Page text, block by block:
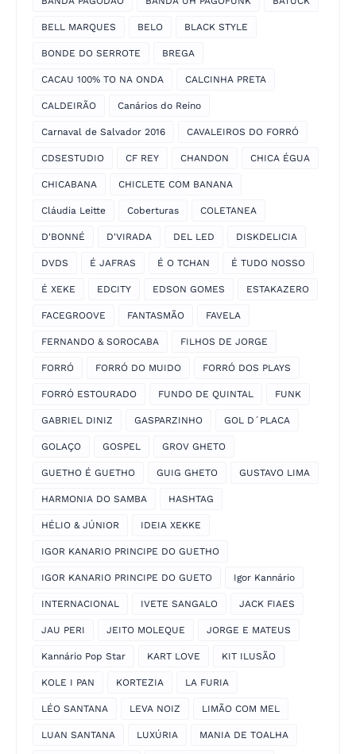
BELL MARQUES BELO BLACK STYLE
BONDE DO SERROTE BREGA
CACAU 100% TO NA ONDA CALCINHA PRETA
CALDEIRÃO Canários do Reino
Carnaval de Salvador 2016 CAVALEIROS DO FORRÓ
CDSESTUDIO CF REY CHANDON CHICA ÉGUA
CHICABANA CHICLETE COM BANANA
Cláudia Leitte Coberturas COLETANEA
D'BONNÉ D'VIRADA DEL LED DISKDELICIA
DVDS É JAFRAS É O TCHAN É TUDO NOSSO
É XEKE EDCITY EDSON GOMES ESTAKAZERO
FACEGROOVE FANTASMÃO FAVELA
FERNANDO & SOROCABA FILHOS DE JORGE
FORRÓ FORRÓ DO MUIDO FORRÓ DOS PLAYS
FORRÓ ESTOURADO FUNDO DE QUINTAL FUNK
GABRIEL DINIZ GASPARZINHO GOL D´PLACA
GOLAÇO GOSPEL GROV GHETO
GUETHO É GUETHO GUIG GHETO GUSTAVO LIMA
HARMONIA DO SAMBA HASHTAG
HÉLIO & JÚNIOR IDEIA XEKKE
IGOR KANARIO PRINCIPE DO GUETHO
IGOR KANARIO PRINCIPE DO GUETO Igor Kannário
INTERNACIONAL IVETE SANGALO JACK FIAES
JAU PERI JEITO MOLEQUE JORGE E MATEUS
Kannário Pop Star KART LOVE KIT ILUSÃO
KOLE I PAN KORTEZIA LA FURIA
LÉO SANTANA LEVA NOIZ LIMÃO COM MEL
LUAN SANTANA LUXÚRIA MANIA DE TOALHA